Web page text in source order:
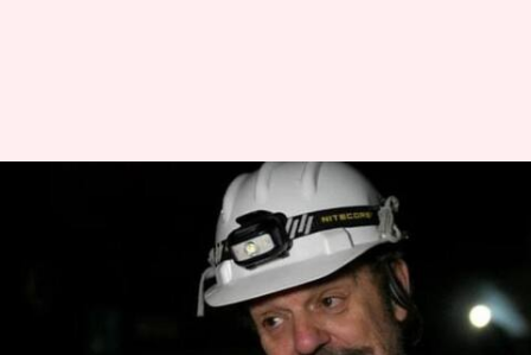
சுரங்கத்தில்
சிக்கியிருப்பவர்களை
மீட்பதற்கான துளையிடும்
பணி தற்காலிகமாக
நிறுத்தம், ஏன்?